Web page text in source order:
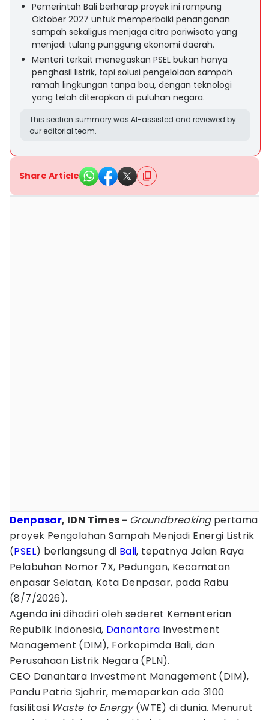
Pemerintah Bali berharap proyek ini rampung
Oktober 2027 untuk memperbaiki penanganan
sampah sekaligus menjaga citra pariwisata yang
menjadi tulang punggung ekonomi daerah.
Menteri terkait menegaskan PSEL bukan hanya
penghasil listrik, tapi solusi pengelolaan sampah
ramah lingkungan tanpa bau, dengan teknologi
yang telah diterapkan di puluhan negara.
This section summary was AI-assisted and reviewed by
our editorial team.
Share Article
Denpasar, IDN Times - Groundbreakingpertama
proyek Pengolahan Sampah Menjadi Energi Listrik
(PSEL) berlangsung di Bali, tepatnya Jalan Raya
Pelabuhan Nomor 7X, Pedungan, Kecamatan
enpasar Selatan, Kota Denpasar, pada Rabu
(8/7/2026).
Agenda ini dihadiri oleh sederet Kementerian
Republik Indonesia, Danantara Investment
Management (DIM), Forkopimda Bali, dan
Perusahaan Listrik Negara (PLN).
CEO Danantara Investment Management (DIM),
Pandu Patria Sjahrir, memaparkan ada 3100
fasilitasi Waste to Energy(WTE) di dunia. Menurut